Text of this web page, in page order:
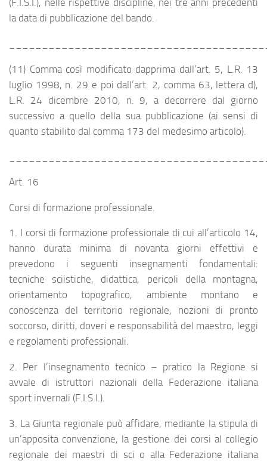
(F.I.S.I.), nelle rispettive discipline, nei tre anni precedenti
la data di pubblicazione del bando.
(11) Comma così modificato dapprima dall’art. 5, L.R. 13
luglio 1998, n. 29 e poi dall’art. 2, comma 63, lettera d),
L.R. 24 dicembre 2010, n. 9, a decorrere dal giorno
successivo a quello della sua pubblicazione (ai sensi di
quanto stabilito dal comma 173 del medesimo articolo).
Art. 16
Corsi di formazione professionale.
1. I corsi di formazione professionale di cui all’articolo 14,
hanno durata minima di novanta giorni effettivi e
prevedono i seguenti insegnamenti fondamentali:
tecniche sciistiche, didattica, pericoli della montagna,
orientamento topografico, ambiente montano e
conoscenza del territorio regionale, nozioni di pronto
soccorso, diritti, doveri e responsabilità del maestro, leggi
e regolamenti professionali.
2. Per l’insegnamento tecnico – pratico la Regione si
avvale di istruttori nazionali della Federazione italiana
sport invernali (F.I.S.I.).
3. La Giunta regionale può affidare, mediante la stipula di
un’apposita convenzione, la gestione dei corsi al collegio
regionale dei maestri di sci o alla Federazione italiana